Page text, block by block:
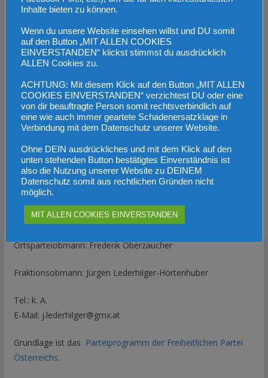
Inhalte erfolgt auf alleinige Gefahr des Nutzers.
Inhaber und für den Inhalt verantwortlich
Freiheitliche Partei Österreichs (FPÖ),
OPO Frederik Oberzaucher
p. A. Kirchenplatz 3 (Marktgemeinde Neuhofen Gemeinderat),
4051 Neuhofen an der Krems
Politische Partei (Satzungen als PDF-Datei herunterladen
Landesgeschäftsführer: Hubert Schreiner, MA
Ortsparteiobmann: Frederik Oberzaucher
Fraktionsobmann: Jürgen Lederhilger-Hörtenhuber
Tel.: k. A.
E-Mail: j.lederhilger@gmx.at
Grundlage ist das Parteiprogramm der Freiheitlichen Partei
Österreichs.
Inhalte bieten zu können.
Wenn du unsere Website einsehen willst und DU somit
auf den Button „MIT ALLEN COOKIES
EINVERSTANDEN“ klickst stimmst du ausdrücklich
ALLEN Cookies zu.
ACHTUNG: Mit diesem Klick auf den Button „MIT ALLEN
COOKIES EINVERSTANDEN“ verzichtest DU oder eine
von dir beauftragte Person somit rechtsverbindlich auf
eine wie auch immer geartete Schadenersatzklage in
Verbindung mit dem Datenschutz unserer Website.
Ohne DEIN ausdrückliches und mit dem Klick auf den
unten stehenden Button bestätigtes Einverständnis ist
also die Nutzung unserer Website zu DEINEM
Datenschutz somit aus rechtlichen Gründen nicht
möglich.
MIT ALLEN COOKIES EINVERSTANDEN